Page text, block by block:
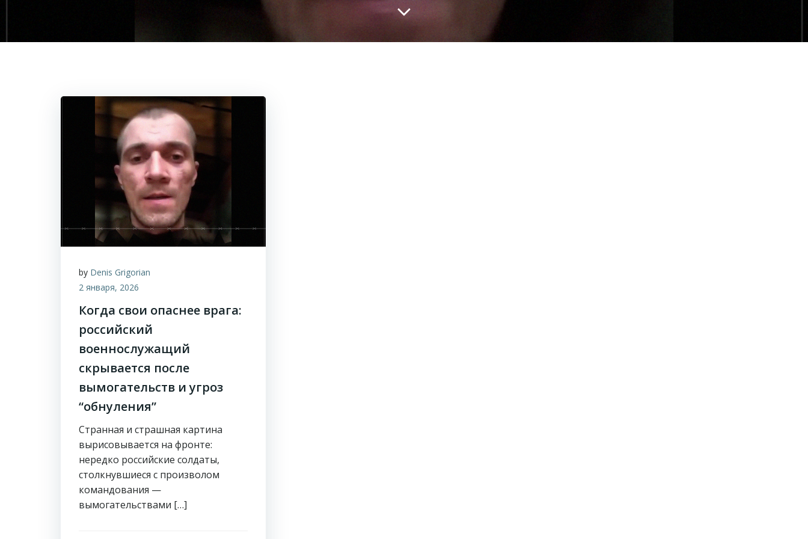
by Denis Grigorian
2 января, 2026
Когда свои опаснее врага:
российский
военнослужащий
скрывается после
вымогательств и угроз
“обнуления”
Странная и страшная картина
вырисовывается на фронте:
нередко российские солдаты,
столкнувшиеся с произволом
командования —
вымогательствами […]